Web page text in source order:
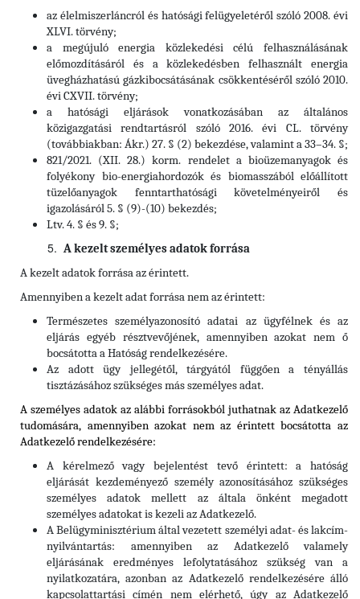
az élelmiszerláncról és hatósági felügyeletéről szóló 2008. évi
XLVI. törvény;
a megújuló energia közlekedési célú felhasználásának
előmozdításáról és a közlekedésben felhasznált energia
üvegházhatású gázkibocsátásának csökkentéséről szóló 2010.
évi CXVII. törvény;
a hatósági eljárások vonatkozásában az általános
közigazgatási rendtartásról szóló 2016. évi CL. törvény
(továbbiakban: Ákr.) 27. § (2) bekezdése, valamint a 33–34. §;
821/2021. (XII. 28.) korm. rendelet a bioüzemanyagok és
folyékony bio-energiahordozók és biomasszából előállított
tüzelőanyagok fenntarthatósági követelményeiről és
igazolásáról 5. § (9)-(10) bekezdés;
Ltv. 4. § és 9. §;
A kezelt személyes adatok forrása
A kezelt adatok forrása az érintett.
Amennyiben a kezelt adat forrása nem az érintett:
Természetes személyazonosító adatai az ügyfélnek és az
eljárás egyéb résztvevőjének, amennyiben azokat nem ő
bocsátotta a Hatóság rendelkezésére.
Az adott ügy jellegétől, tárgyától függően a tényállás
tisztázásához szükséges más személyes adat.
A személyes adatok az alábbi forrásokból juthatnak az Adatkezelő
tudomására, amennyiben azokat nem az érintett bocsátotta az
Adatkezelő rendelkezésére:
A kérelmező vagy bejelentést tevő érintett: a hatóság
eljárását kezdeményező személy azonosításához szükséges
személyes adatok mellett az általa önként megadott
személyes adatokat is kezeli az Adatkezelő.
A Belügyminisztérium által vezetett személyi adat- és lakcím-
nyilvántartás: amennyiben az Adatkezelő valamely
eljárásának eredményes lefolytatásához szükség van a
nyilatkozatára, azonban az Adatkezelő rendelkezésére álló
kapcsolattartási címén nem elérhető, úgy az Adatkezelő